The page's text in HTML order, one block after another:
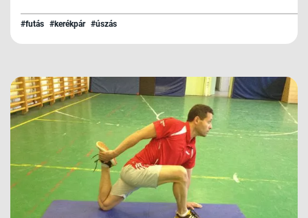
#futás #kerékpár #úszás